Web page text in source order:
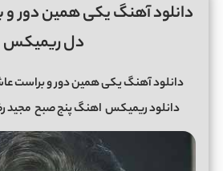
دانلود آهنگ یکی همین دور و
دل ریمیکس
دانلود آهنگ یکی همین دور و براست
دانلود ریمیکس اهنگ پنج صبح مجید